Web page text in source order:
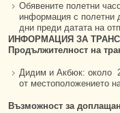
Обявените полетни
информация с полетни
дни преди датата на
ИНФОРМАЦИЯ ЗА
Продължителност на
Дидим и Акбюк: около
от местоположението
Възможност за